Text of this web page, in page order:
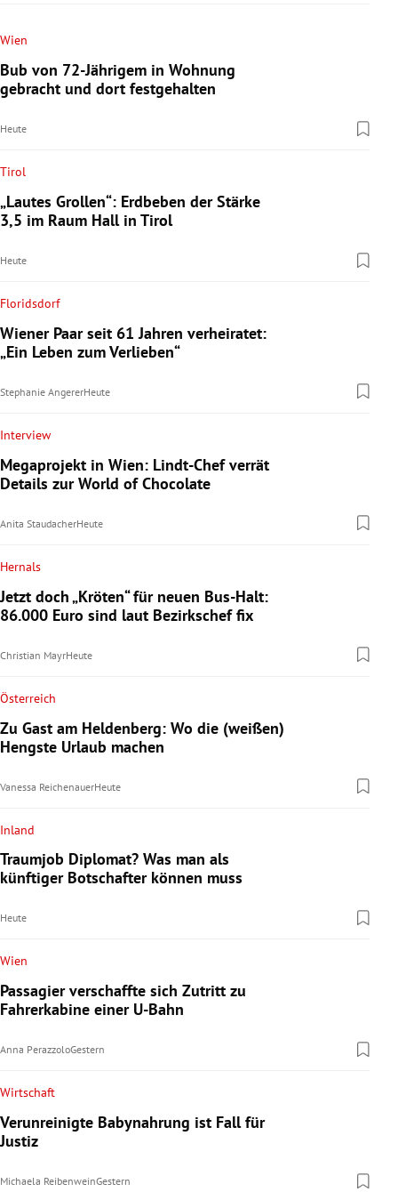
Wien
Bub von 72-Jährigem in Wohnung
gebracht und dort festgehalten
Heute
Tirol
„Lautes Grollen“: Erdbeben der Stärke
3,5 im Raum Hall in Tirol
Heute
Floridsdorf
Wiener Paar seit 61 Jahren verheiratet:
„Ein Leben zum Verlieben“
Stephanie AngererHeute
Interview
Megaprojekt in Wien: Lindt-Chef verrät
Details zur World of Chocolate
Anita StaudacherHeute
Hernals
Jetzt doch „Kröten“ für neuen Bus-Halt:
86.000 Euro sind laut Bezirkschef fix
Christian MayrHeute
Österreich
Zu Gast am Heldenberg: Wo die (weißen)
Hengste Urlaub machen
Vanessa ReichenauerHeute
Inland
Traumjob Diplomat? Was man als
künftiger Botschafter können muss
Heute
Wien
Passagier verschaffte sich Zutritt zu
Fahrerkabine einer U-Bahn
Anna PerazzoloGestern
Wirtschaft
Verunreinigte Babynahrung ist Fall für
Justiz
Michaela ReibenweinGestern